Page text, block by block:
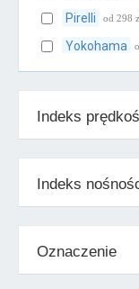
Pirelli od 298
Yokohama
Klasa średnia
BFGoodrich
Falken od 205
Firestone od
Indeks
Indeks
Oznaczenie